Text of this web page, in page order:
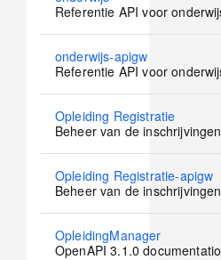
new
Referentie API voor
No
new
onderwijs-apigw
Referentie API voor
No
new
Opleiding Registratie
Beheer van de
No
new
Opleiding Registratie-apigw
Beheer van de
No
new
OpleidingManager
OpenAPI 3.1.0